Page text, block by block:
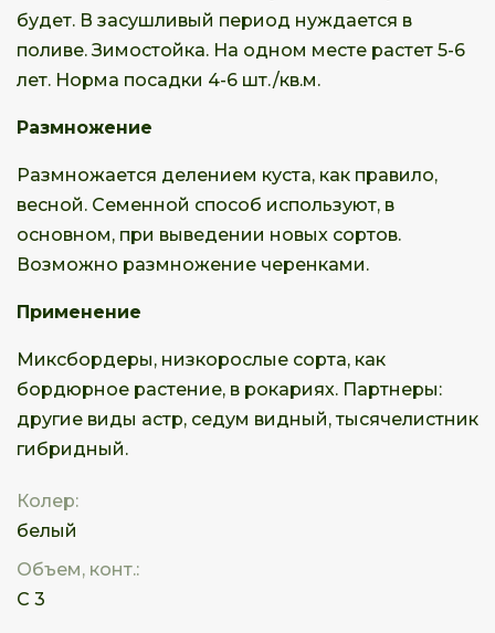
будет. В засушливый период нуждается в
поливе. Зимостойка. На одном месте растет 5-6
лет. Норма посадки 4-6 шт./кв.м.
Размножение
Размножается делением куста, как правило,
весной. Семенной способ используют, в
основном, при выведении новых сортов.
Возможно размножение черенками.
Применение
Миксбордеры, низкорослые сорта, как
бордюрное растение, в рокариях. Партнеры:
другие виды астр, седум видный, тысячелистник
гибридный.
Колер:
белый
Объем, конт.:
С 3